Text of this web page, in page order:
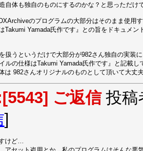
自体も独自のものにするのかな？と思っただけ
のプログラムの大部分はそのまま使用
Takumi Yamada氏作です』との旨をドキュメン
扱うというだけで大部分が982さん独自の実装
ルの仕様はTakumi Yamada氏作です』と記載し
は 982さんオリジナルのものとして頂いて大丈
ご返信投稿
]
けど…